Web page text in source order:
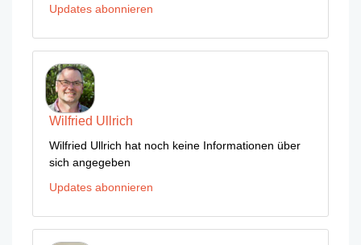
Updates abonnieren
Wilfried Ullrich
Wilfried Ullrich hat noch keine Informationen über
sich angegeben
Updates abonnieren